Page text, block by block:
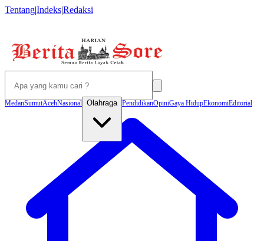
Tentang|Indeks|Redaksi
MedanSumutAcehNasional Olahraga PendidikanOpiniGaya HidupEkonomiEditorial